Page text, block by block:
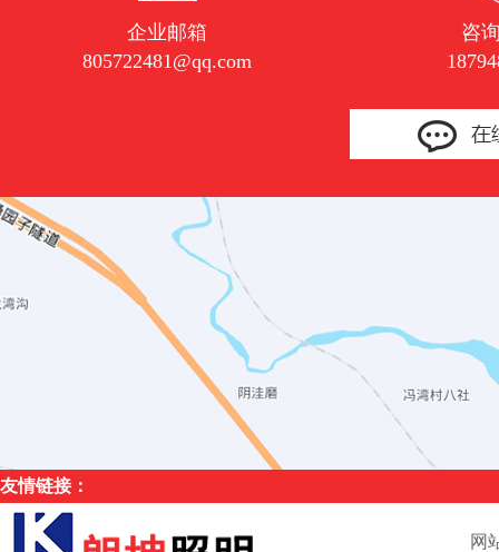
企业邮箱
805722481@qq.com
咨
友情链接：
网